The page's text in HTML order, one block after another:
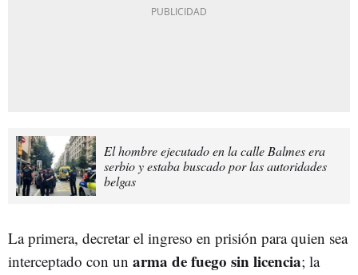
El hombre ejecutado en la calle Balmes era
serbio y estaba buscado por las autoridades
belgas
La primera, decretar el ingreso en prisión para quien sea
interceptado con un arma de fuego sin licencia; la